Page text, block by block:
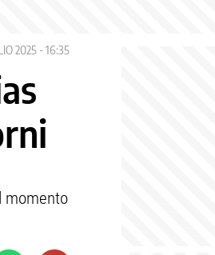
2025 - 16:35
momento